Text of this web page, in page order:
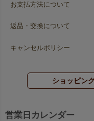
お支払方法について
返品・交換について
キャンセルポリシー
ショッピン
営業日カレンダー